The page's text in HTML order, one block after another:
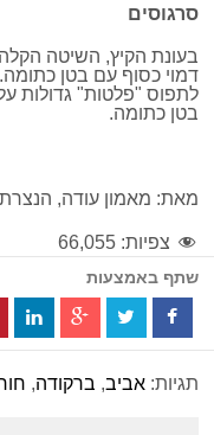
סרגוסים
בעונת הקיץ, השיטה
דמוי כסוף עם בטן
לתפוס "פלטות" גדולות
בטן כתומה.
מאת: מאמון עודה, הנצרתי
צפיות: 66,055
שתף באמצעות
תגיות:אביב, ברקודה,